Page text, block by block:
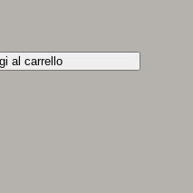
al carrello